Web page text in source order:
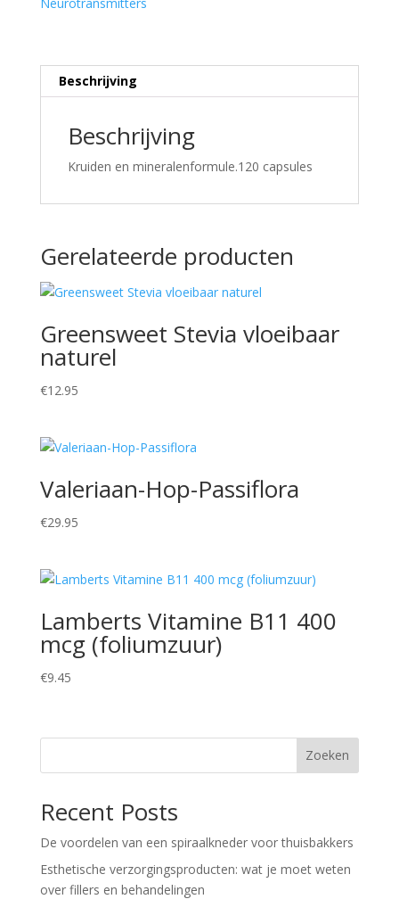
Beschrijving
Beschrijving
Kruiden en mineralenformule.120 capsules
Gerelateerde producten
Greensweet Stevia vloeibaar
naturel
€12.95
Valeriaan-Hop-Passiflora
€29.95
Lamberts Vitamine B11 400
mcg (foliumzuur)
€9.45
Zoeken
Recent Posts
De voordelen van een spiraalkneder voor thuisbakkers
Esthetische verzorgingsproducten: wat je moet weten
over fillers en behandelingen